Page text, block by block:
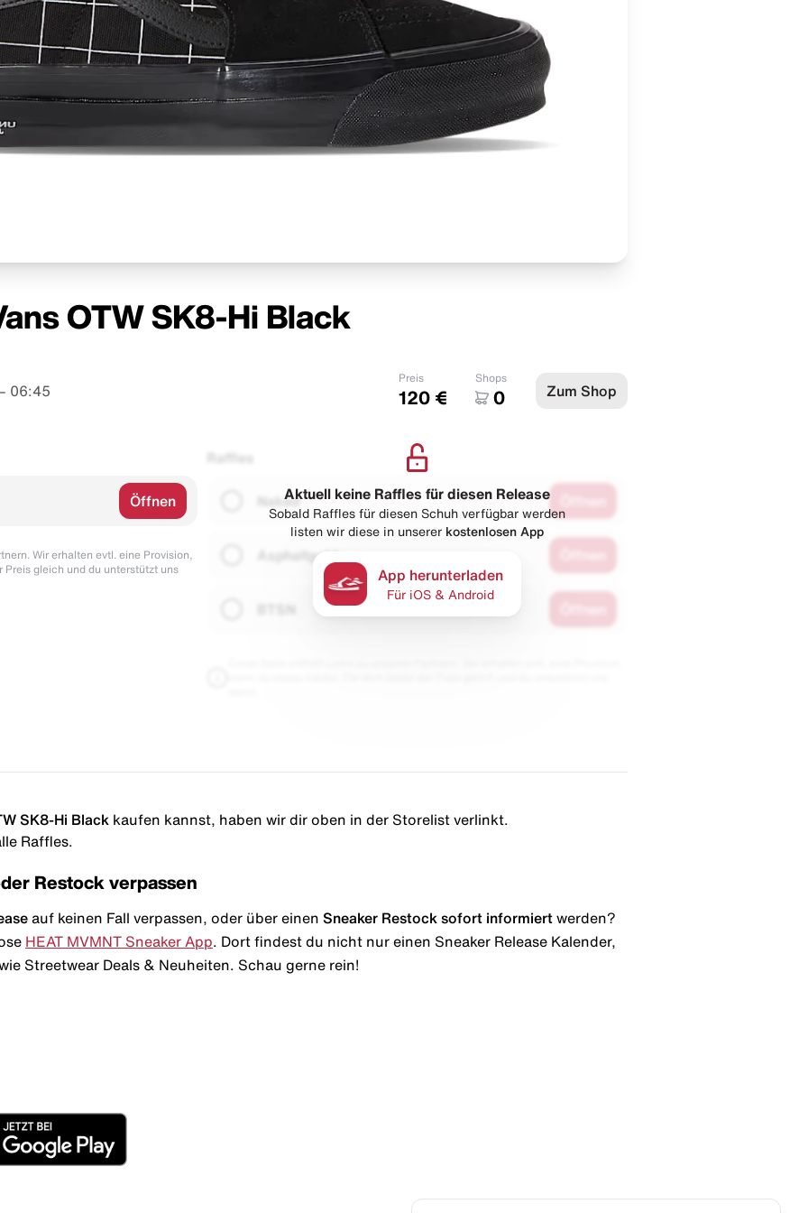
OTW SK8-Hi Black
06:45
Preis
120 €
Shops
0 Zum Shop
Öffnen
Wir erhalten evtl. eine Provision,
Preis gleich und du unterstützt uns
Raffles
Naked
Asphaltgold
Aktuell keine Raffles für diesen Release
Sobald Raffles für diesen Schuh verfügbar werden
listen wir diese in unserer kostenlosen App
App herunterladen
Für iOS & Android
SK8-Hi Black kaufen kannst, haben wir dir oben in der Storelist verlinkt.
Raffles.
Restock verpassen
auf keinen Fall verpassen, oder über einen Sneaker Restock sofort informiert werden?
HEAT MVMNT Sneaker App . Dort findest du nicht nur einen Sneaker Release Kalender,
Streetwear Deals & Neuheiten. Schau gerne rein!